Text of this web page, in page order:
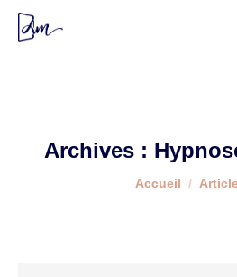
Archives :
Vous êtes ici :
Accueil